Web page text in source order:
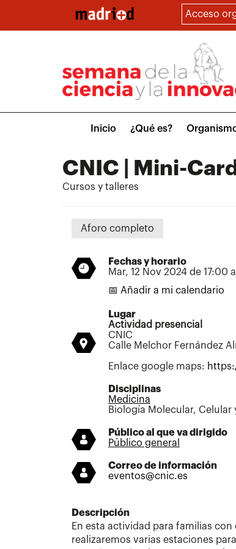
contenido
Acceso
menuInicio ¿Qué es?
CNIC | Mini-
Cursos y talleres
Aforo completo
Fechas y horario
Mar, 12 Nov 2024 de 17:00
📅 Añadir a mi calendario
Lugar
Actividad presencial
CNIC
Calle Melchor Fernández
Enlace google maps:
Disciplinas
Medicina
Biología Molecular, Celular
Público al que va dirigido
Público general
Correo de información
eventos@cnic.es
Descripción
En esta actividad para familias con
realizaremos varias estaciones